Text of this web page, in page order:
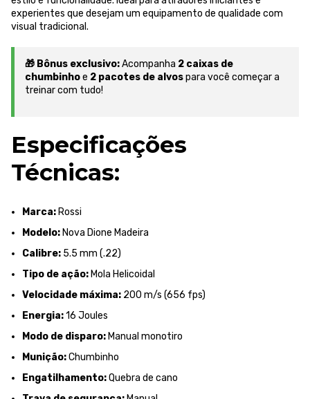
experientes que desejam um equipamento de qualidade com
visual tradicional.
🎁 Bônus exclusivo:Acompanha 2 caixas de
chumbinhoe 2 pacotes de alvospara você começar a
treinar com tudo!
Especificações
Técnicas:
Marca: Rossi
Modelo: Nova Dione Madeira
Calibre: 5.5 mm (.22)
Tipo de ação: Mola Helicoidal
Velocidade máxima: 200 m/s (656 fps)
Energia:16 Joules
Modo de disparo: Manual monotiro
Munição:Chumbinho
Engatilhamento:Quebra de cano